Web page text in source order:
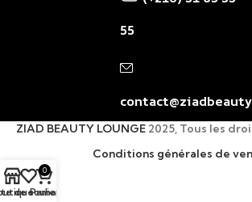
55
ZIAD BEAUTY LOUNGE 2025, Tous les
Conditions générales de
de souhaits
0
Panier